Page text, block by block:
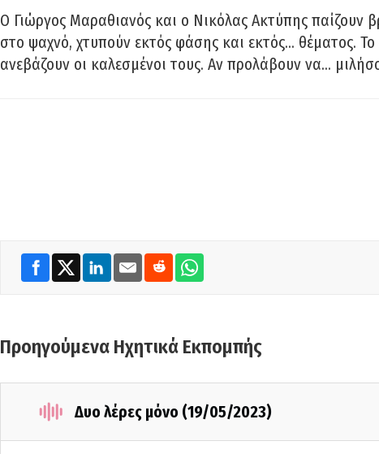
Ο Γιώργος Μαραθιανός και ο Νικόλας Ακτύπης παίζουν
στο ψαχνό, χτυπούν εκτός φάσης και εκτός… θέματος. Το
ανεβάζουν οι καλεσμένοι τους. Αν προλάβουν να…
Προηγούμενα Ηχητικά Εκπομπής
Δυο λέρες μόνο (19/05/2023)